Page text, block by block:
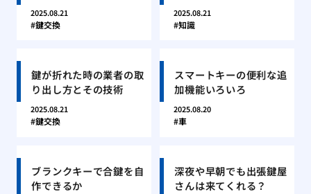
2025.08.21
鍵交換
2025.08.21
知識
鍵が折れた時の業者の取
り出し方とその技術
2025.08.21
鍵交換
スマートキーの便利な追
加機能いろいろ
2025.08.20
車
ブランクキーで合鍵を自
作できるか
深夜や早朝でも出張鍵屋
さんは来てくれる？